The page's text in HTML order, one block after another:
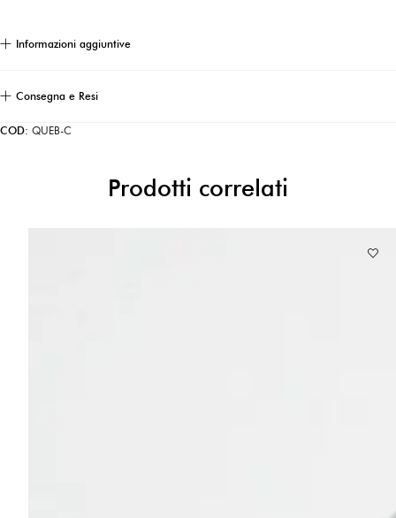
COD: QUEB-C
Informazioni aggiuntive
Consegna e Resi
Prodotti correlati